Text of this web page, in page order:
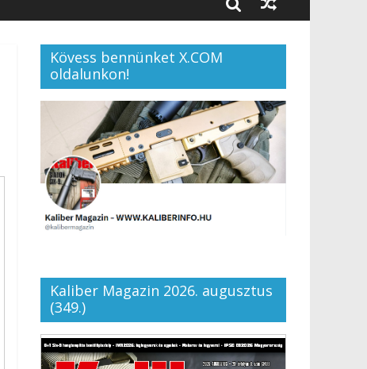
Kövess bennünket X.COM
oldalunkon!
Kaliber Magazin 2026. augusztus
(349.)